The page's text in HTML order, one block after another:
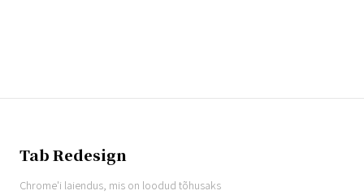
Tab Redesign
Chrome'i laiendus, mis on loodud tõhusaks